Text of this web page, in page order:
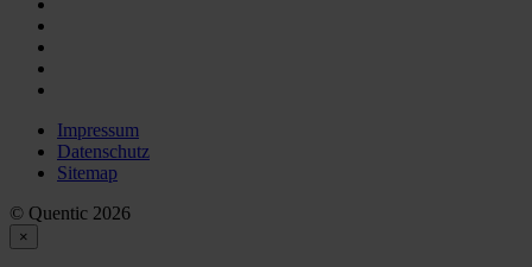
Impressum
Datenschutz
Sitemap
© Quentic 2026
×